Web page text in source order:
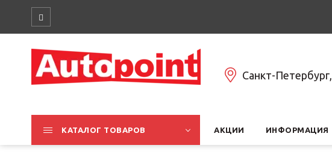
Санкт-Петербург,
КАТАЛОГ ТОВАРОВ АКЦИИ ИНФОРМАЦИЯ